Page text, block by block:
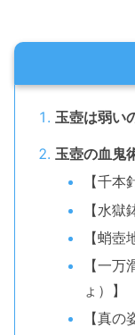
玉壺は弱い
玉壺の血鬼
【千
【水獄
【蛸壺
【一
ょ）】
【真の